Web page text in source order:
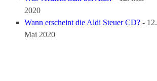
2020
Wann erscheint die Aldi Steuer CD? - 12.
Mai 2020